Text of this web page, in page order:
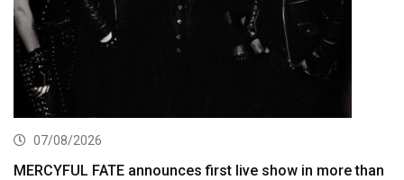
07/08/2026
MERCYFUL FATE announces first live show in more than